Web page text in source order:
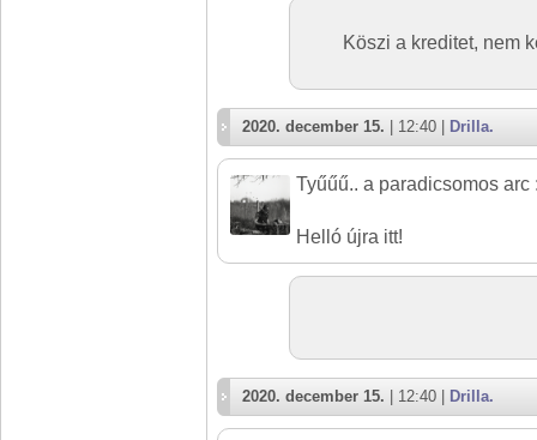
Köszi a kreditet, nem
2020. december 15. | 12:40 | Drilla.
Tyűűű.. a paradicsomos arc
Helló újra itt!
2020. december 15. | 12:40 | Drilla.